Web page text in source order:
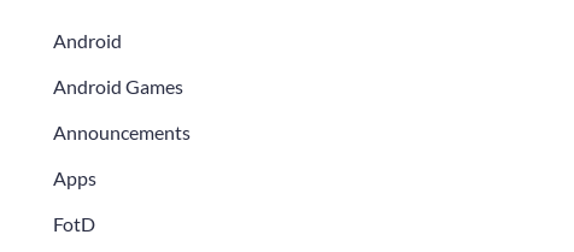
Android
Android Games
Announcements
Apps
FotD